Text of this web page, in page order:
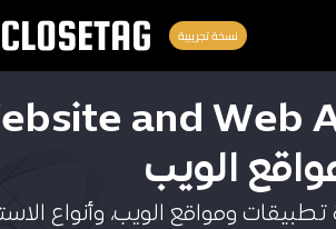
نسخة تجريبية CLOSETAG
and Web
الويب
ومواقع الويب، وأنواع